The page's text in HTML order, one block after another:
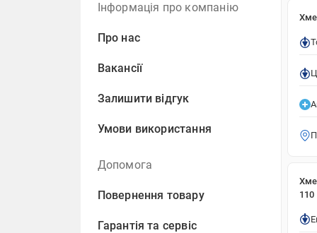
Інформація про компанію
Про нас
Вакансії
Залишити відгук
Умови використання
Допомога
Повернення товару
Гарантія та сервіс
110